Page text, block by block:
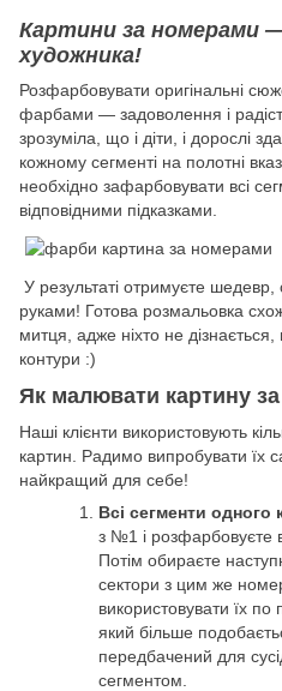
Картини за номерами
художника!
Розфарбовувати оригінальні
фарбами — задоволення і
зрозуміла, що і діти, і дорослі
кожному сегменті на полотні
необхідно зафарбовувати всі
відповідними підказками.
У результаті отримуєте шедевр,
руками! Готова розмальовка
митця, адже ніхто не
контури :)
Як малювати картину
Наші клієнти використовують
картин. Радимо випробувати їх
найкращий для себе!
Всі сегменти одного
з №1 і розфарбовуєте
Потім обираєте
сектори з цим же
використовувати їх
який більше
передбачений для
сегментом.